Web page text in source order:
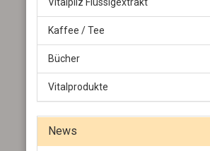
Kaffee / Tee
Bücher
Vitalprodukte
News